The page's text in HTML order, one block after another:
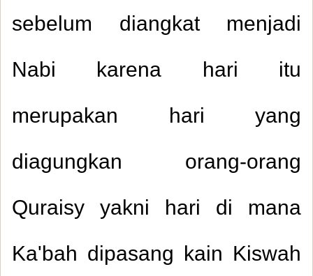
sebelum diangkat menjadi
Nabi karena hari itu
merupakan hari yang
diagungkan orang-orang
Quraisy yakni hari di mana
Ka'bah dipasang kain Kiswah